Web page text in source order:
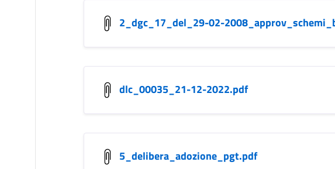
2_dgc_17_del_29-02-
dlc_00035_21-12-2022.pdf
5_delibera_adozione_pgt.pdf